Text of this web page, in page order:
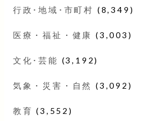
行政･地域･市町村 (8,349)
医療・福祉・健康 (3,003)
文化･芸能 (3,192)
気象・災害・自然 (3,092)
教育 (3,552)